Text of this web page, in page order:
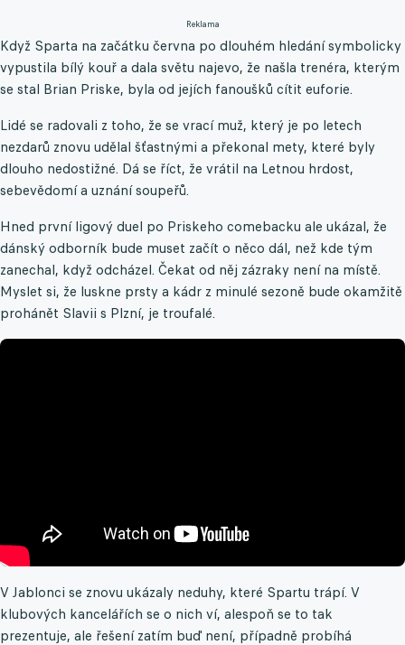
Reklama
Když Sparta na začátku června po dlouhém hledání symbolicky
vypustila bílý kouř a dala světu najevo, že našla trenéra, kterým
se stal Brian Priske, byla od jejích fanoušků cítit euforie.
Lidé se radovali z toho, že se vrací muž, který je po letech
nezdarů znovu udělal šťastnými a překonal mety, které byly
dlouho nedostižné. Dá se říct, že vrátil na Letnou hrdost,
sebevědomí a uznání soupeřů.
Hned první ligový duel po Priskeho comebacku ale ukázal, že
dánský odborník bude muset začít o něco dál, než kde tým
zanechal, když odcházel. Čekat od něj zázraky není na místě.
Myslet si, že luskne prsty a kádr z minulé sezoně bude okamžitě
prohánět Slavii s Plzní, je troufalé.
V Jablonci se znovu ukázaly neduhy, které Spartu trápí. V
klubových kancelářích se o nich ví, alespoň se to tak
prezentuje, ale řešení zatím buď není, případně probíhá